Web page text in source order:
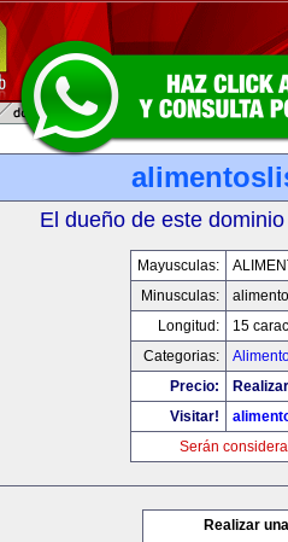
El dueño de este
Mayusculas:
Minusculas:
Longitud:
15
Categorias:
Precio:
Visitar!
Serán
Realizar